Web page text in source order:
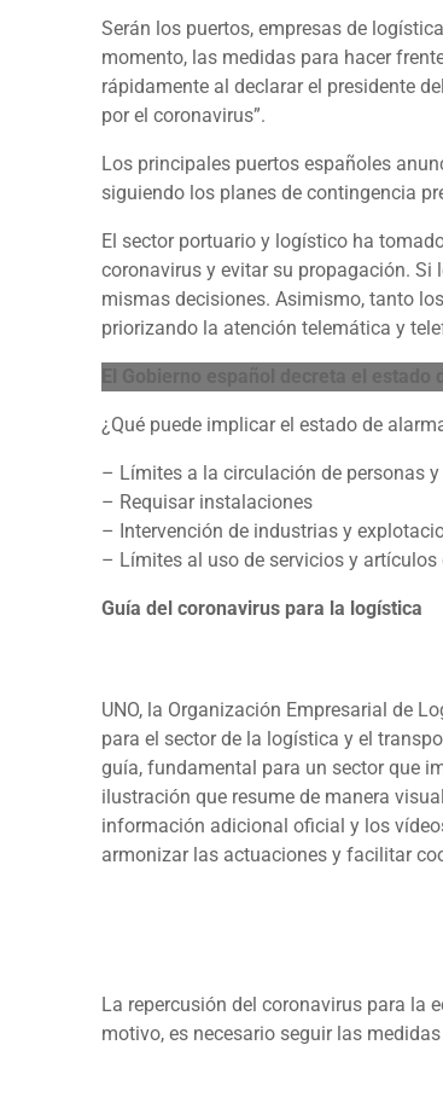
Serán los puertos, empresas de
momento, las medidas para hacer
rápidamente al declarar el presidente
por el coronavirus”.
Los principales puertos españoles
siguiendo los planes de contingencia
El sector portuario y logístico ha
coronavirus y evitar su propagación.
mismas decisiones. Asimismo, tanto
priorizando la atención telemática y
¿Qué puede implicar el estado de
– Límites a la circulación de personas
– Requisar instalaciones
– Intervención de industrias y
– Límites al uso de servicios y artículos
Guía del coronavirus para la logística
UNO, la Organización Empresarial de
para el sector de la logística y el
guía, fundamental para un sector que
ilustración que resume de manera
información adicional oficial y los
armonizar las actuaciones y facilitar
La repercusión del coronavirus para la
motivo, es necesario seguir las